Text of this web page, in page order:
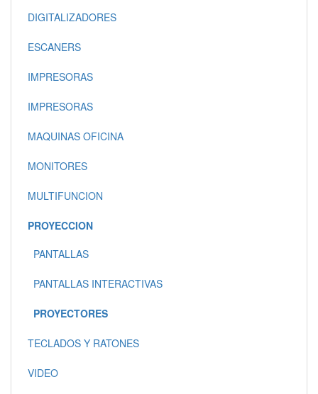
DIGITALIZADORES
ESCANERS
IMPRESORAS
IMPRESORAS
MAQUINAS OFICINA
MONITORES
MULTIFUNCION
PROYECCION
PANTALLAS
PANTALLAS INTERACTIVAS
PROYECTORES
TECLADOS Y RATONES
VIDEO